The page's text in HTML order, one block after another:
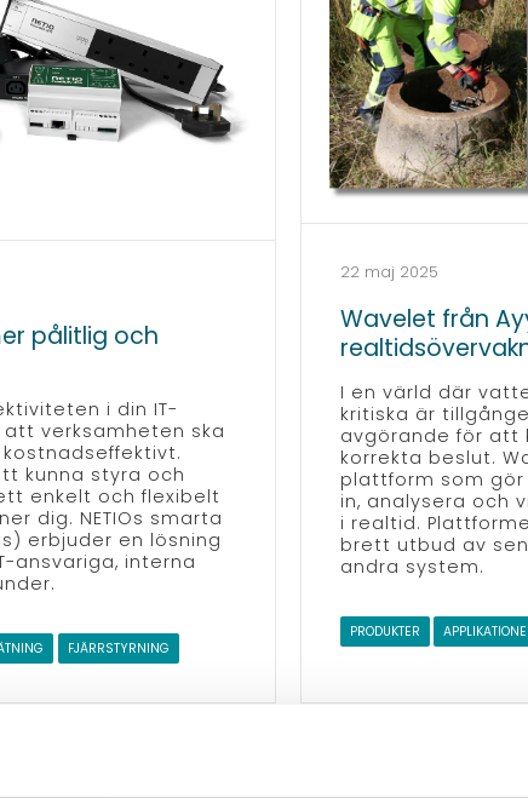
pålitlig och
i din IT-
verksamheten ska
kunna styra och
enkelt och flexibelt
dig. NETIOs smarta
erbjuder en lösning
ansvariga, interna
FJÄRRSTYRNING
22 maj 2025
Wavelet från
I en värld där
kritiska är
avgörande för att
korrekta beslut.
plattform som
in, analysera och
i realtid.
brett utbud av
andra system.
PRODUKTER